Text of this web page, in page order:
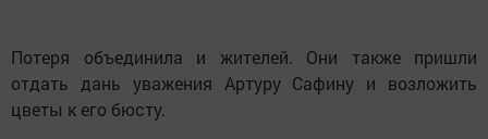
Потеря объединила и жителей. Они также пришли
отдать дань уважения Артуру Сафину и возложить
цветы к его бюсту.